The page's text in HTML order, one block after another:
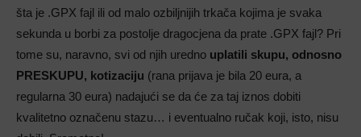
šta je .GPX fajl ili od malo ozbiljnijih trkača kojima je svaka
sekunda u borbi za postolje dragocjena da prate .GPX fajl? Pri
tome su, naravno, svi od njih uredno uplatili skupu, odnosno
PRESKUPU, kotizaciju (rana prijava je bila 20 eura, a
regularna 30 eura) nadajući se da će za taj iznos dobiti
kvalitetno označenu stazu… i eventualno ručak koji, isto, nisu